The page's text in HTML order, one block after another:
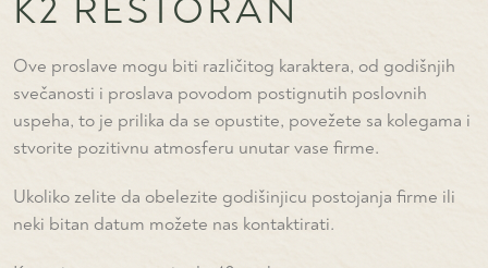
K2 RESTORAN
Ove proslave mogu biti različitog karaktera, od godišnjih
svečanosti i proslava povodom postignutih poslovnih
uspeha, to je prilika da se opustite, povežete sa kolegama i
stvorite pozitivnu atmosferu unutar vase firme.
Ukoliko zelite da obelezite godišinjicu postojanja firme ili
neki bitan datum možete nas kontaktirati.